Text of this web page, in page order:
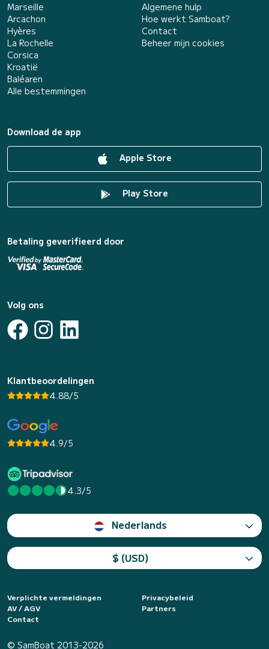
Marseille
Arcachon
Hyères
La Rochelle
Corsica
Kroatië
Baléaren
Alle bestemmingen
Algemene hulp
Hoe werkt Samboat?
Contact
Beheer mijn cookies
Download de app
Apple Store
Play Store
Betaling geverifieerd door
Volg ons
Klantbeoordelingen
4.88/5
4.9/5
4.3/5
Nederlands
$ (USD)
Verplichte vermeldingen
Privacybeleid
AV / AGV
Partners
Contact
© SamBoat 2013-2026